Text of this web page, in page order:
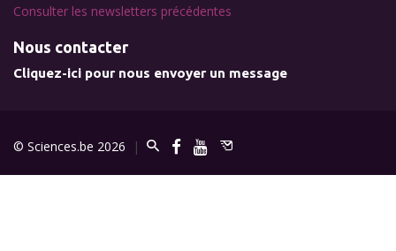
Consulter les newsletters précédentes
Nous contacter
Cliquez-ici pour nous envoyer un message
© Sciences.be 2026 |